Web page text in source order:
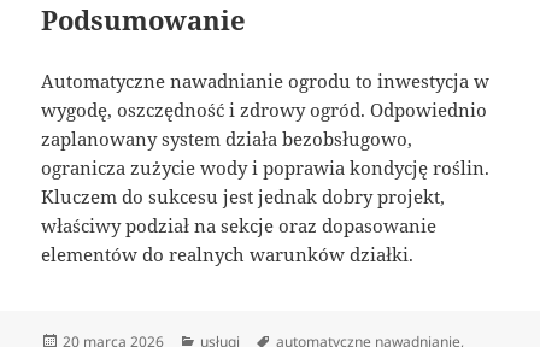
Podsumowanie
Automatyczne nawadnianie ogrodu to inwestycja w
wygodę, oszczędność i zdrowy ogród. Odpowiednio
zaplanowany system działa bezobsługowo,
ogranicza zużycie wody i poprawia kondycję roślin.
Kluczem do sukcesu jest jednak dobry projekt,
właściwy podział na sekcje oraz dopasowanie
elementów do realnych warunków działki.
Data
20 marca 2026 Kategorie
usługi Tagi
automatyczne nawadnianie,